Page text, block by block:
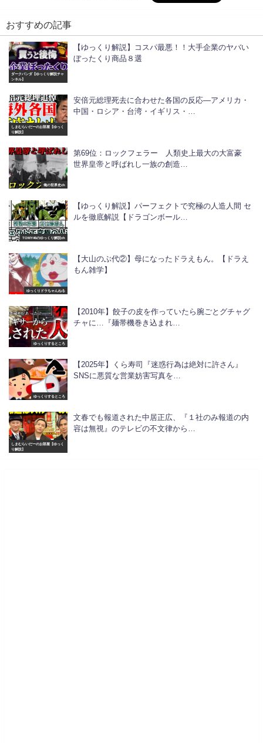
おすすめの記事
ダークパンダ【ゆっくり解説チャ
ンネル】
【ゆっくり解説】コスパ最悪！！大手企業のヤバい
ぼったくり商品８選
しまむらいだーのお部屋【ゆっく
り解説】
安倍元総理死去に合わせた各国の反応―アメリカ・
中国・ロシア・台湾・イギリス・…
俺の世界史ch
第69位：ロックフェラー 人類史上最大の大富豪
世界皇帝と呼ばれし一族の創造…
TOMY46のゆっくり解説ch
【ゆっくり解説】パーフェクトで究極の人造人間 セ
ルを徹底解説【ドラゴンボール…
ゆっくりドラちゃんねる
【大山のぶ代②】母になったドラえもん。【ドラえ
もん雑学】
ゆっくりするところ
【2010年】餃子の皮を作っていたら腕ごとグチャグ
チャに…『麺帯機巻き込まれ…
ゆっくりするところ
【2025年】くら寿司『迷惑行為は絶対に許さん』
SNSに悪質な営業妨害写真を…
しまむらいだーのお部屋【ゆっく
り解説】
文春でも報道された中居正広、『１社のみ報道の内
容は無視』のテレビの不文律から…